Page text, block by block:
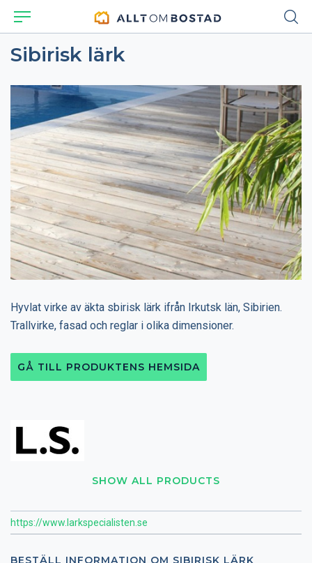
Sibirisk lärk
SHOW ALL PRODUCTS
https://www.larkspecialisten.se
BESTÄLL INFORMATION OM SIBIRISK LÄRK
Hyvlat virke av äkta sbirisk lärk ifrån Irkutsk län, Sibirien.
Trallvirke, fasad och reglar i olika dimensioner.
GÅ TILL PRODUKTENS HEMSIDA